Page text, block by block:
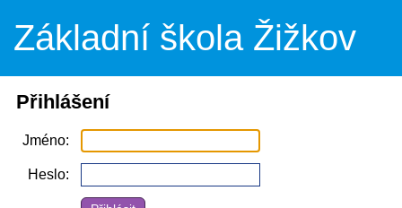
Základní škola Žižkov
Přihlášení
Jméno
Heslo